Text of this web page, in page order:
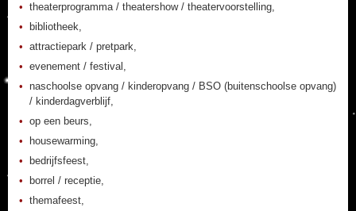
theaterprogramma / theatershow / theatervoorstelling,
bibliotheek,
attractiepark / pretpark,
evenement / festival,
naschoolse opvang / kinderopvang / BSO (buitenschoolse opvang)
/ kinderdagverblijf,
op een beurs,
housewarming,
bedrijfsfeest,
borrel / receptie,
themafeest,